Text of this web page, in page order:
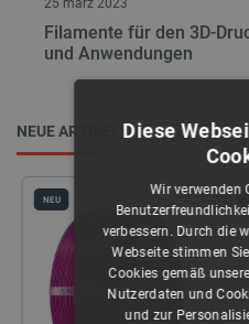
NEUE ARTIKEL
NEU
Filamente für den 3D-
und Anwendungen
Diese
Wir verwenden
verbessern. Durch die
Webseite stimmen
Cookies gemäß
Nutzerdaten und
und zur